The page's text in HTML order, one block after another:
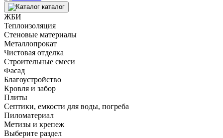
каталог
ЖБИ
Теплоизоляция
Стеновые материалы
Металлопрокат
Чистовая отделка
Строительные смеси
Фасад
Благоустройство
Кровля и забор
Плиты
Септики, емкости для воды, погреба
Пиломатериал
Метизы и крепеж
Выберите раздел